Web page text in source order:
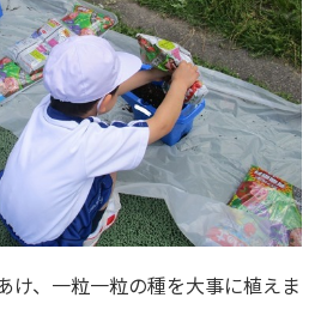
け、一粒一粒の種を大事に植えま